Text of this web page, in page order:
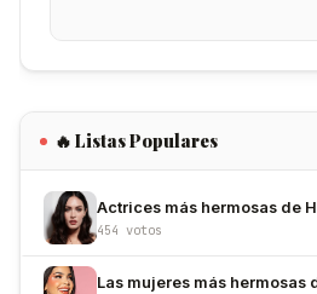
🔥 Listas Populares
Actrices más hermosas de
454 votos
Las mujeres más hermosas